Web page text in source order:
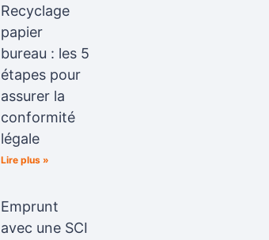
Recyclage
papier
bureau : les 5
étapes pour
assurer la
conformité
légale
Lire plus »
Emprunt
avec une SCI